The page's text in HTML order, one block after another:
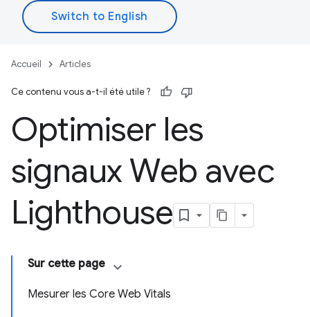
Accueil Articles
Ce contenu vous a-t-il été utile ?
Optimiser les
signaux Web avec
Lighthouse
Sur cette page
Mesurer les Core Web Vitals